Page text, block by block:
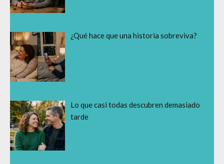
¿Qué hace que una historia sobreviva?
Lo que casi todas descubren demasiado
tarde